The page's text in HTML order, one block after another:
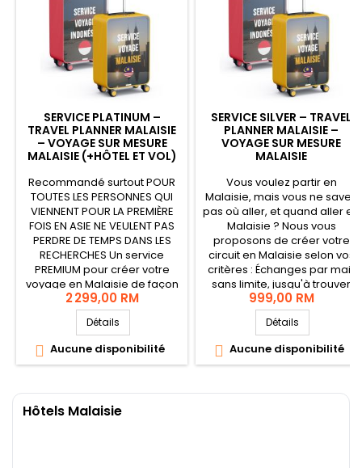
SERVICE PLATINUM –
TRAVEL PLANNER MALAISIE
– VOYAGE SUR MESURE
MALAISIE (+HÔTEL ET VOL)
Recommandé surtout POUR
TOUTES LES PERSONNES QUI
VIENNENT POUR LA PREMIÈRE
FOIS EN ASIE NE VEULENT PAS
PERDRE DE TEMPS DANS LES
RECHERCHES Un service
PREMIUM pour créer votre
voyage en Malaisie de façon
personnalisée. Le service
comprend : Les échanges
privés par Whatsapp
(appels, messages) et e-
mails, sans limite, jusqu'à
2 299,00 RM
Détails
 Aucune disponibilité
SERVICE SILVER – TRAVEL
PLANNER MALAISIE –
VOYAGE SUR MESURE
MALAISIE
Vous voulez partir en
Malaisie, mais vous ne savez
pas où aller, et quand aller en
Malaisie ? Nous vous
proposons de créer votre
circuit en Malaisie selon vos
critères : Échanges par mail,
sans limite, jusqu'à trouver
votre circuit. Vidéo
récapitulative du circuit
choisi. Nous resterons
joignables par mail, à tout
moment, avant votre séjour.
999,00 RM
Détails
 Aucune disponibilité
Hôtels Malaisie